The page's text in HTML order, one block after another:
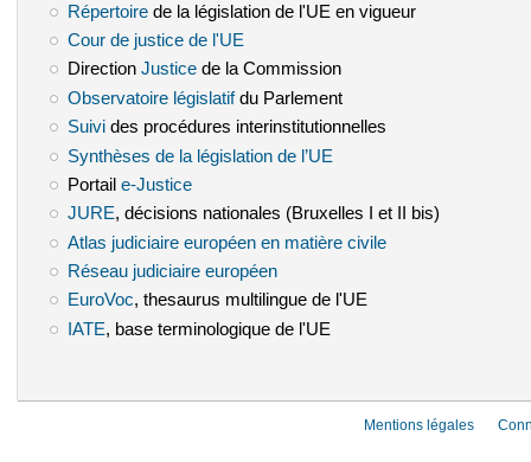
Répertoire(le lien est externe)
de la législation de l'UE en vigueur
Cour de justice de l'UE
Direction Justice(le lien est externe)
de la Commission
Observatoire législatif(le lien est externe)
du Parlement
Suivi(le lien est externe)
des procédures interinstitutionnelles
Synthèses de la législation de l’UE
Portail e-Justice(le lien est externe)
JURE(le lien est externe)
, décisions nationales (Bruxelles I et II bis)
Atlas judiciaire européen en matière civile(le lien est externe)
Réseau judiciaire européen(le lien est externe)
EuroVoc(le lien est externe)
, thesaurus multilingue de l'UE
IATE (le lien est externe)
, base terminologique de l'UE
Mentions légales